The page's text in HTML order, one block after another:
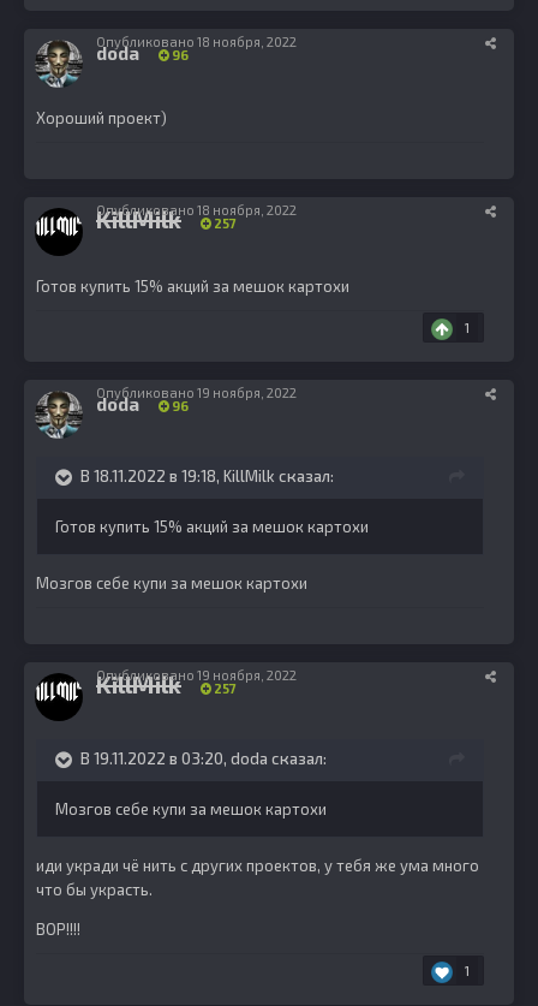
doda 96
Опубликовано 18 ноября, 2022
Хороший проект)
KillMilk 257
Опубликовано 18 ноября, 2022
Готов купить 15% акций за мешок картохи
1
doda 96
Опубликовано 19 ноября, 2022
В 18.11.2022 в 19:18, KillMilk сказал:
Готов купить 15% акций за мешок картохи
Мозгов себе купи за мешок картохи
KillMilk 257
Опубликовано 19 ноября, 2022
В 19.11.2022 в 03:20, doda сказал:
Мозгов себе купи за мешок картохи
иди укради чё нить с других проектов, у тебя же ума много
что бы украсть.
ВОР!!!!
1